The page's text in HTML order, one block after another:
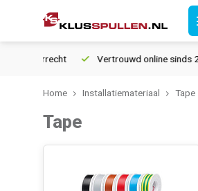
retourrecht Vertrouwd online sinds
Home Installatiemateriaal Tape
Tape